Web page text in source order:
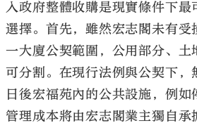
入政府整體收購是現實條件下最
選擇。首先，雖然宏志閣未有受
一大廈公契範圍，公用部分、土
可分割。在現行法例與公契下，
日後宏福苑內的公共設施，例
管理成本將由宏志閣業主獨自承